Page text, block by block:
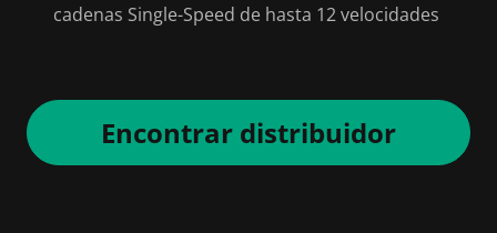
cadenas Single-Speed de hasta 12 velocidades
Encontrar distribuidor